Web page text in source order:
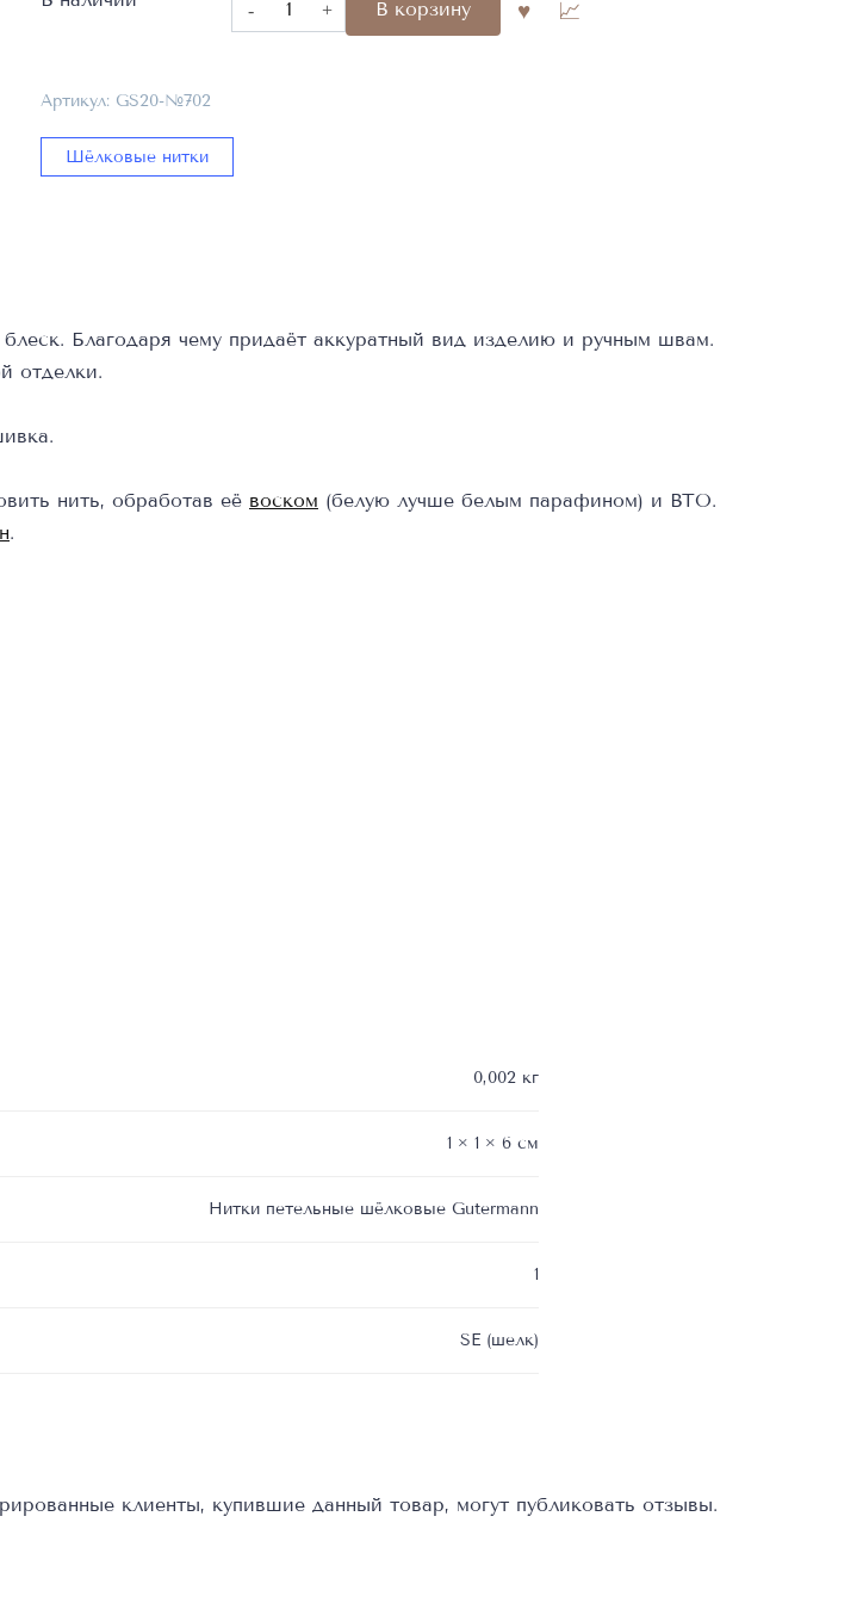
товара
Gutermann
N20
В корзину
Артикул: GS20-№702
Шёлковые нитки
Благодаря чему придаёт аккуратный вид изделию и ручным швам.
отделки.
нить, обработав её воском (белую лучше белым парафином) и ВТО.
.
0,002 кг
1 × 1 × 6 см
Нитки петельные шёлковые Gutermann
1
SE (шелк)
клиенты, купившие данный товар, могут публиковать отзывы.